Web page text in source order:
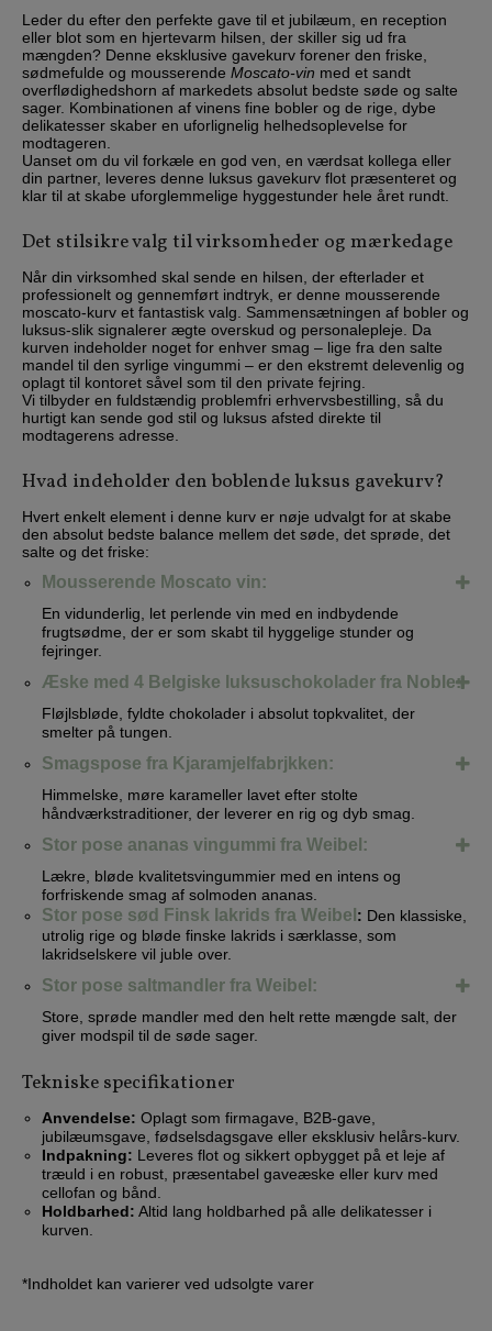
Leder du efter den perfekte gave til et jubilæum, en reception
eller blot som en hjertevarm hilsen, der skiller sig ud fra
mængden? Denne eksklusive gavekurv forener den friske,
sødmefulde og mousserende Moscato-vin med et sandt
overflødighedshorn af markedets absolut bedste søde og salte
sager. Kombinationen af vinens fine bobler og de rige, dybe
delikatesser skaber en uforlignelig helhedsoplevelse for
modtageren.
Uanset om du vil forkæle en god ven, en værdsat kollega eller
din partner, leveres denne luksus gavekurv flot præsenteret og
klar til at skabe uforglemmelige hyggestunder hele året rundt.
Det stilsikre valg til virksomheder og mærkedage
Når din virksomhed skal sende en hilsen, der efterlader et
professionelt og gennemført indtryk, er denne mousserende
moscato-kurv et fantastisk valg. Sammensætningen af bobler og
luksus-slik signalerer ægte overskud og personalepleje. Da
kurven indeholder noget for enhver smag – lige fra den salte
mandel til den syrlige vingummi – er den ekstremt delevenlig og
oplagt til kontoret såvel som til den private fejring.
Vi tilbyder en fuldstændig problemfri erhvervsbestilling, så du
hurtigt kan sende god stil og luksus afsted direkte til
modtagerens adresse.
Hvad indeholder den boblende luksus gavekurv?
Hvert enkelt element i denne kurv er nøje udvalgt for at skabe
den absolut bedste balance mellem det søde, det sprøde, det
salte og det friske:
Mousserende Moscato vin:
En vidunderlig, let perlende vin med en indbydende
frugtsødme, der er som skabt til hyggelige stunder og
fejringer.
Æske med 4 Belgiske luksuschokolader fra Noble:
Fløjlsbløde, fyldte chokolader i absolut topkvalitet, der
smelter på tungen.
Smagspose fra Kjaramjelfabrjkken:
Himmelske, møre karameller lavet efter stolte
håndværkstraditioner, der leverer en rig og dyb smag.
Stor pose ananas vingummi fra Weibel:
Lækre, bløde kvalitetsvingummier med en intens og
forfriskende smag af solmoden ananas.
Stor pose sød Finsk lakrids fra Weibel : Den klassiske,
utrolig rige og bløde finske lakrids i særklasse, som
lakridselskere vil juble over.
Stor pose saltmandler fra Weibel:
Store, sprøde mandler med den helt rette mængde salt, der
giver modspil til de søde sager.
Tekniske specifikationer
Anvendelse: Oplagt som firmagave, B2B-gave,
jubilæumsgave, fødselsdagsgave eller eksklusiv helårs-kurv.
Indpakning: Leveres flot og sikkert opbygget på et leje af
træuld i en robust, præsentabel gaveæske eller kurv med
cellofan og bånd.
Holdbarhed: Altid lang holdbarhed på alle delikatesser i
kurven.
*Indholdet kan varierer ved udsolgte varer